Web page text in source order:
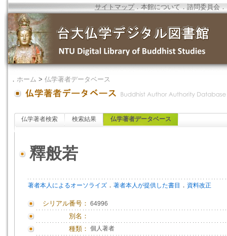
サイトマップ．本館について ．諮問委員会 ．
． ホーム > 仏学著者データベース
仏学著者検索 検索結果 仏学著者データベース
釋般若
著者本人によるオーソライズ ． 著者本人が提供した書目 ． 資料改正
シリアル番号： 64996
別名：
種類： 個人著者